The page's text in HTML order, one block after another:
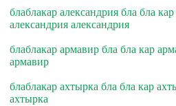
блаблакар александрия бла бла
александрия александрия
блаблакар армавир бла бла кар
армавир
блаблакар ахтырка бла бла кар
ахтырка